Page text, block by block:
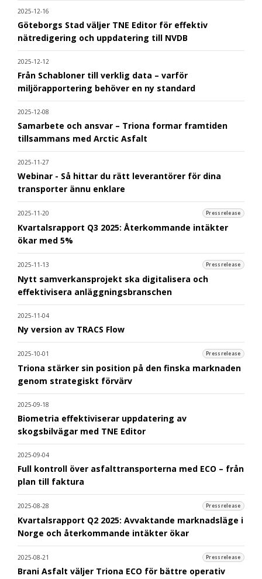
2025-12-16
Göteborgs Stad väljer TNE Editor för effektiv
nätredigering och uppdatering till NVDB
2025-12-12
Från Schabloner till verklig data – varför
miljörapportering behöver en ny standard
2025-12-08
Samarbete och ansvar – Triona formar framtiden
tillsammans med Arctic Asfalt
2025-11-27
Webinar - Så hittar du rätt leverantörer för dina
transporter ännu enklare
2025-11-20 Pressrelease
Kvartalsrapport Q3 2025: Återkommande intäkter
ökar med 5%
2025-11-13 Pressrelease
Nytt samverkansprojekt ska digitalisera och
effektivisera anläggningsbranschen
2025-11-04
Ny version av TRACS Flow
2025-10-01 Pressrelease
Triona stärker sin position på den finska marknaden
genom strategiskt förvärv
2025-09-18
Biometria effektiviserar uppdatering av
skogsbilvägar med TNE Editor
2025-09-04
Full kontroll över asfalttransporterna med ECO – från
plan till faktura
2025-08-28 Pressrelease
Kvartalsrapport Q2 2025: Avvaktande marknadsläge i
Norge och återkommande intäkter ökar
2025-08-21 Pressrelease
Brani Asfalt väljer Triona ECO för bättre operativ